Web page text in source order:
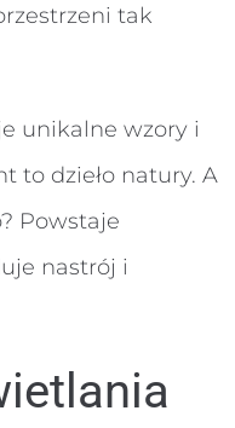
tak
unikalne wzory i
to dzieło natury. A
Powstaje
nastrój i